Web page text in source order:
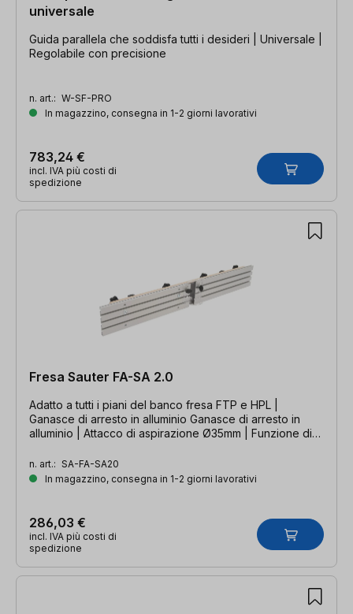
universale
Guida parallela che soddisfa tutti i desideri | Universale |
Regolabile con precisione
n. art.: W-SF-PRO
In magazzino, consegna in 1-2 giorni lavorativi
783,24 €
incl. IVA più costi di
spedizione
Fresa Sauter FA-SA 2.0
Adatto a tutti i piani del banco fresa FTP e HPL |
Ganasce di arresto in alluminio Ganasce di arresto in
alluminio | Attacco di aspirazione Ø35mm | Funzione di
n. art.: SA-FA-SA20
In magazzino, consegna in 1-2 giorni lavorativi
286,03 €
incl. IVA più costi di
spedizione